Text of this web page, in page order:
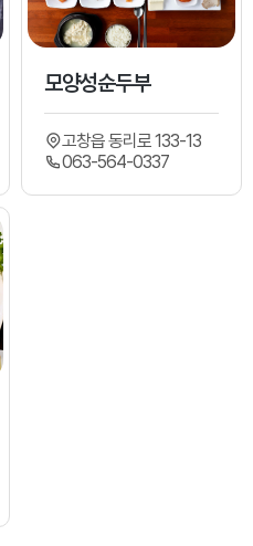
모양성순두부
고창읍 동리로 133-13
063-564-0337